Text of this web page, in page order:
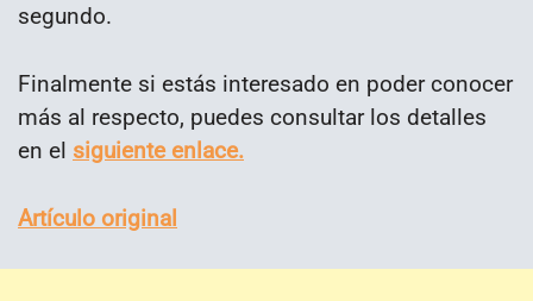
segundo.
Finalmente si estás interesado en poder conocer
más al respecto, puedes consultar los detalles
en el siguiente enlace.
Artículo original